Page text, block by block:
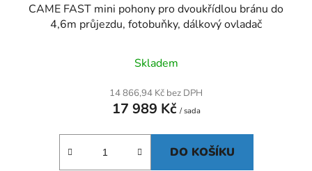
CAME FAST mini pohony pro dvoukřídlou bránu do
4,6m průjezdu, fotobuňky, dálkový ovladač
Skladem
14 866,94 Kč bez DPH
17 989 Kč / sada
DO KOŠÍKU